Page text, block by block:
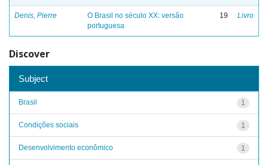
Denis, Pierre
O Brasil no século XX: versão
portuguesa
19 Livro
Discover
Subject
1
Brasil
1
Condições sociais
1
Desenvolvimento econômico